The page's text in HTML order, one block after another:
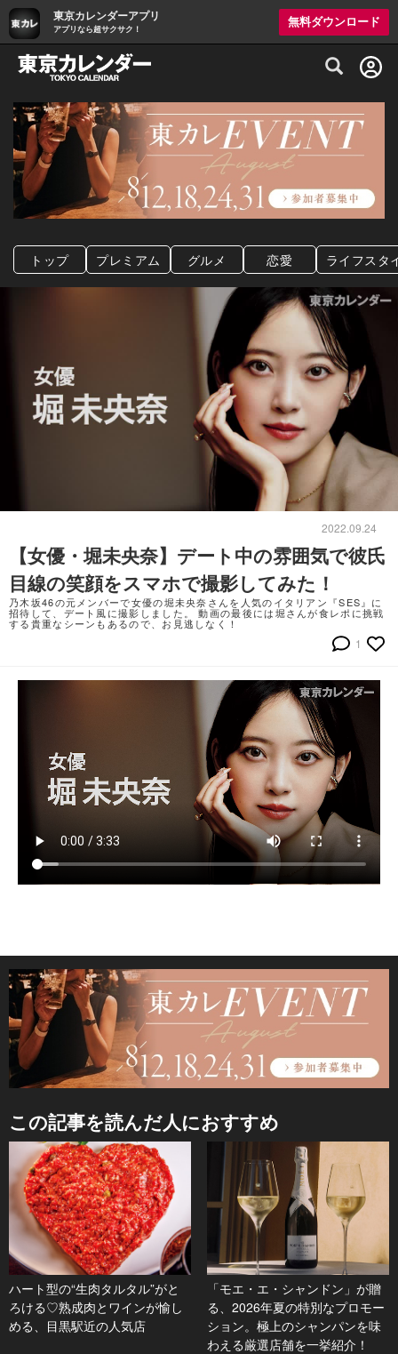
東京カレンダーアプリ
アプリなら超サクサク！
無料ダウンロード
グルメ情報・プレミアムレストラン予約
トップ プレミアム グルメ 恋愛 ライフスタ
2022.09.24
【女優・堀未央奈】デート中の雰囲気で彼氏
目線の笑顔をスマホで撮影してみた！
乃木坂46の元メンバーで女優の堀未央奈さんを人気のイタリアン『SES』に
招待して、デート風に撮影しました。 動画の最後には堀さんが食レポに挑戦
する貴重なシーンもあるので、お見逃しなく！
1
この記事を読んだ人におすすめ
ハート型の“生肉タルタル”がと
ろける♡熟成肉とワインが愉し
める、目黒駅近の人気店
「モエ・エ・シャンドン」が贈
る、2026年夏の特別なプロモー
ション。極上のシャンパンを味
わえる厳選店舗を一挙紹介！